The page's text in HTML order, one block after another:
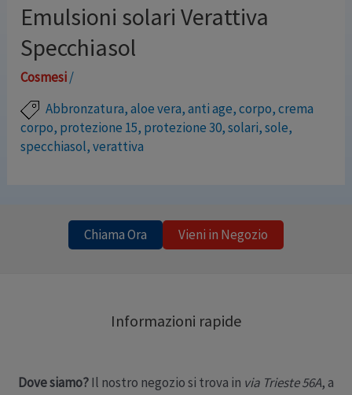
Emulsioni solari Verattiva
Specchiasol
Cosmesi/
Abbronzatura,aloe vera,anti age,corpo,crema
corpo, protezione 15, protezione 30,solari,sole,
specchiasol,verattiva
invecchiamento provocati dal sole. Proteggono dagli
effetti, non solo della radiazione UVA e UVB, ma anche
cobalto, non utilizza sostanze OGM ed è priva di
Chiama Ora Vieni in Negozio
Informazioni rapide
Dove siamo?Il nostro negozio si trova in via Trieste 56A, a